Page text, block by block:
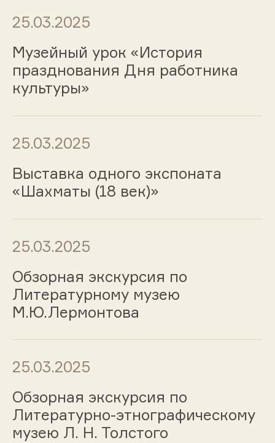
25.03.2025
Музейный урок «История
празднования Дня работника
культуры»
25.03.2025
Выставка одного экспоната
«Шахматы (18 век)»
25.03.2025
Обзорная экскурсия по
Литературному музею
М.Ю.Лермонтова
25.03.2025
Обзорная экскурсия по
Литературно-этнографическому
музею Л. Н. Толстого